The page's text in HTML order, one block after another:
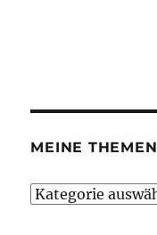
MEINE THEMEN
Meine